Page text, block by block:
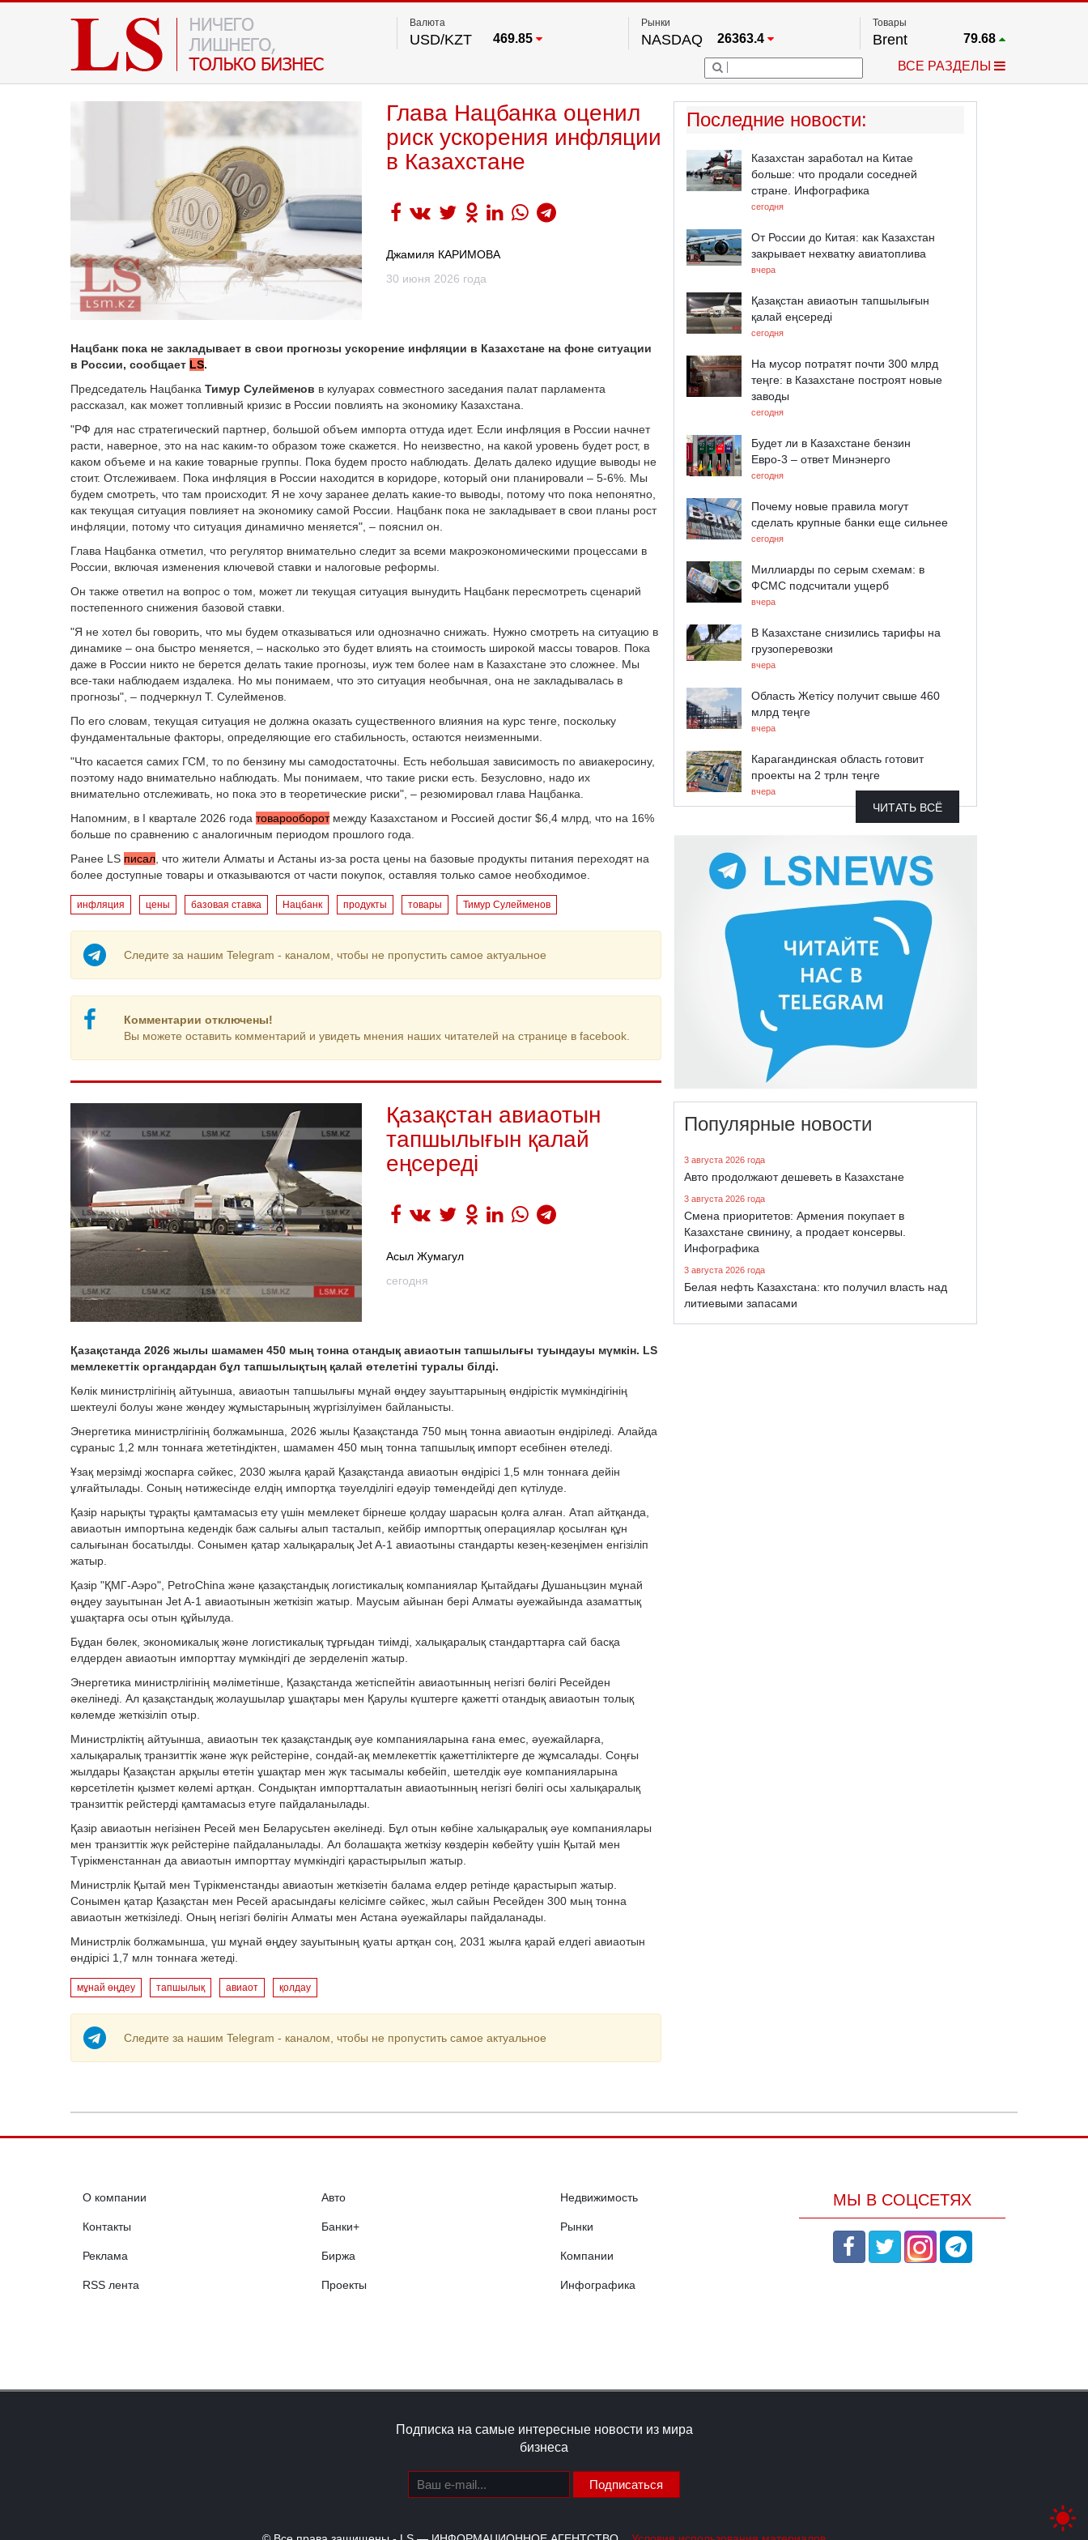
Валюта
USD/KZT 469.85
Рынки
NASDAQ 26363.4
FTSE 100 67.17
54349.1
S&P 500
NYSE 24513.8
Товары
Brent 79.68
Платина
2.693
ВСЕ РАЗДЕЛЫ
Глава Нацбанка оценил
риск ускорения инфляции
в Казахстане
Джамиля КАРИМОВА
30 июня 2026 года
Нацбанк пока не закладывает в свои прогнозы ускорение инфляции в Казахстане на фоне ситуации
в России, сообщает LS.
Председатель Нацбанка Тимур Сулейменов в кулуарах совместного заседания палат парламента
рассказал, как может топливный кризис в России повлиять на экономику Казахстана.
"РФ для нас стратегический партнер, большой объем импорта оттуда идет. Если инфляция в России начнет
расти, наверное, это на нас каким-то образом тоже скажется. Но неизвестно, на какой уровень будет рост, в
каком объеме и на какие товарные группы. Пока будем просто наблюдать. Делать далеко идущие выводы не
стоит. Отслеживаем. Пока инфляция в России находится в коридоре, который они планировали – 5-6%. Мы
будем смотреть, что там происходит. Я не хочу заранее делать какие-то выводы, потому что пока непонятно,
как текущая ситуация повлияет на экономику самой России. Нацбанк пока не закладывает в свои планы рост
инфляции, потому что ситуация динамично меняется", – пояснил он.
Глава Нацбанка отметил, что регулятор внимательно следит за всеми макроэкономическими процессами в
России, включая изменения ключевой ставки и налоговые реформы.
Он также ответил на вопрос о том, может ли текущая ситуация вынудить Нацбанк пересмотреть сценарий
постепенного снижения базовой ставки.
"Я не хотел бы говорить, что мы будем отказываться или однозначно снижать. Нужно смотреть на ситуацию в
динамике – она быстро меняется, – насколько это будет влиять на стоимость широкой массы товаров. Пока
даже в России никто не берется делать такие прогнозы, иуж тем более нам в Казахстане это сложнее. Мы
все-таки наблюдаем издалека. Но мы понимаем, что это ситуация необычная, она не закладывалась в
прогнозы", – подчеркнул Т. Сулейменов.
По его словам, текущая ситуация не должна оказать существенного влияния на курс тенге, поскольку
фундаментальные факторы, определяющие его стабильность, остаются неизменными.
"Что касается самих ГСМ, то по бензину мы самодостаточны. Есть небольшая зависимость по авиакеросину,
поэтому надо внимательно наблюдать. Мы понимаем, что такие риски есть. Безусловно, надо их
внимательно отслеживать, но пока это в теоретические риски", – резюмировал глава Нацбанка.
Напомним, в I квартале 2026 года товарооборотмежду Казахстаном и Россией достиг $6,4 млрд, что на 16%
больше по сравнению с аналогичным периодом прошлого года.
Ранее LS писал , что жители Алматы и Астаны из-за роста цены на базовые продукты питания переходят на
более доступные товары и отказываются от части покупок, оставляя только самое необходимое.
инфляция цены базовая ставка Нацбанк продукты товары Тимур Сулейменов
Следите за нашим Telegram - каналом, чтобы не пропустить самое актуальное
Комментарии отключены!
Вы можете оставить комментарий и увидеть мнения наших читателей на странице в facebook.
Қазақстан авиаотын
тапшылығын қалай
еңсереді
Асыл Жумагул
сегодня
Қазақстанда 2026 жылы шамамен 450 мың тонна отандық авиаотын тапшылығы туындауы мүмкін. LS
мемлекеттік органдардан бұл тапшылықтың қалай өтелетіні туралы білді.
Көлік министрлігінің айтуынша, авиаотын тапшылығы мұнай өңдеу зауыттарының өндірістік мүмкіндігінің
шектеулі болуы және жөндеу жұмыстарының жүргізілуімен байланысты.
Энергетика министрлігінің болжамынша, 2026 жылы Қазақстанда 750 мың тонна авиаотын өндіріледі. Алайда
сұраныс 1,2 млн тоннаға жететіндіктен, шамамен 450 мың тонна тапшылық импорт есебінен өтеледі.
Ұзақ мерзімді жоспарға сәйкес, 2030 жылға қарай Қазақстанда авиаотын өндірісі 1,5 млн тоннаға дейін
ұлғайтылады. Соның нәтижесінде елдің импортқа тәуелділігі едәуір төмендейді деп күтілуде.
Қазір нарықты тұрақты қамтамасыз ету үшін мемлекет бірнеше қолдау шарасын қолға алған. Атап айтқанда,
авиаотын импортына кедендік баж салығы алып тасталып, кейбір импорттық операциялар қосылған құн
салығынан босатылды. Сонымен қатар халықаралық Jet A-1 авиаотыны стандарты кезең-кезеңімен енгізіліп
жатыр.
Қазір "ҚМГ-Аэро", PetroChina және қазақстандық логистикалық компаниялар Қытайдағы Душаньцзин мұнай
өңдеу зауытынан Jet A-1 авиаотынын жеткізіп жатыр. Маусым айынан бері Алматы әуежайында азаматтық
ұшақтарға осы отын құйылуда.
Бұдан бөлек, экономикалық және логистикалық тұрғыдан тиімді, халықаралық стандарттарға сай басқа
елдерден авиаотын импорттау мүмкіндігі де зерделеніп жатыр.
Энергетика министрлігінің мәліметінше, Қазақстанда жетіспейтін авиаотынның негізгі бөлігі Ресейден
әкелінеді. Ал қазақстандық жолаушылар ұшақтары мен Қарулы күштерге қажетті отандық авиаотын толық
көлемде жеткізіліп отыр.
Министрліктің айтуынша, авиаотын тек қазақстандық әуе компанияларына ғана емес, әуежайларға,
халықаралық транзиттік және жүк рейстеріне, сондай-ақ мемлекеттік қажеттіліктерге де жұмсалады. Соңғы
жылдары Қазақстан арқылы өтетін ұшақтар мен жүк тасымалы көбейіп, шетелдік әуе компанияларына
көрсетілетін қызмет көлемі артқан. Сондықтан импортталатын авиаотынның негізгі бөлігі осы халықаралық
транзиттік рейстерді қамтамасыз етуге пайдаланылады.
Қазір авиаотын негізінен Ресей мен Беларусьтен әкелінеді. Бұл отын көбіне халықаралық әуе компаниялары
мен транзиттік жүк рейстеріне пайдаланылады. Ал болашақта жеткізу көздерін көбейту үшін Қытай мен
Түрікменстаннан да авиаотын импорттау мүмкіндігі қарастырылып жатыр.
Министрлік Қытай мен Түрікменстанды авиаотын жеткізетін балама елдер ретінде қарастырып жатыр.
Сонымен қатар Қазақстан мен Ресей арасындағы келісімге сәйкес, жыл сайын Ресейден 300 мың тонна
авиаотын жеткізіледі. Оның негізгі бөлігін Алматы мен Астана әуежайлары пайдаланады.
Министрлік болжамынша, үш мұнай өңдеу зауытының қуаты артқан соң, 2031 жылға қарай елдегі авиаотын
өндірісі 1,7 млн тоннаға жетеді.
мұнай өңдеу тапшылық авиаот қолдау
Следите за нашим Telegram - каналом, чтобы не пропустить самое актуальное
Последние новости:
Казахстан заработал на Китае
больше: что продали соседней
стране. Инфографика
сегодня
От России до Китая: как Казахстан
закрывает нехватку авиатоплива
вчера
Қазақстан авиаотын тапшылығын
қалай еңсереді
сегодня
На мусор потратят почти 300 млрд
теңге: в Казахстане построят новые
заводы
сегодня
Будет ли в Казахстане бензин
Евро-3 – ответ Минэнерго
сегодня
Почему новые правила могут
сделать крупные банки еще сильнее
сегодня
Миллиарды по серым схемам: в
ФСМС подсчитали ущерб
вчера
В Казахстане снизились тарифы на
грузоперевозки
вчера
Область Жетісу получит свыше 460
млрд теңге
вчера
Карагандинская область готовит
проекты на 2 трлн теңге
вчера
ЧИТАТЬ ВСЁ
Популярные новости
3 августа 2026 года
Авто продолжают дешеветь в Казахстане
3 августа 2026 года
Смена приоритетов: Армения покупает в
Казахстане свинину, а продает консервы.
Инфографика
3 августа 2026 года
Белая нефть Казахстана: кто получил власть над
литиевыми запасами
О компании
Контакты
Реклама
RSS лента
Авто
Банки+
Биржа
Проекты
Недвижимость
Рынки
Компании
Инфографика
МЫ В СОЦСЕТЯХ
Подписка на самые интересные новости из мира
бизнеса
Подписаться